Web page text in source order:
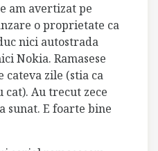
am avertizat pe
o proprietate ca
nici autostrada
Nokia. Ramasese
cateva zile (stia ca
cat). Au trecut zece
sunat. E foarte bine